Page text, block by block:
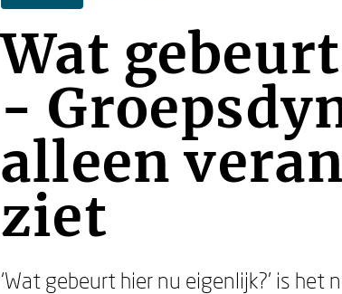
Wat
-
alleen
ziet
‘Wat gebeurt hier nu eigenlijk?’ is